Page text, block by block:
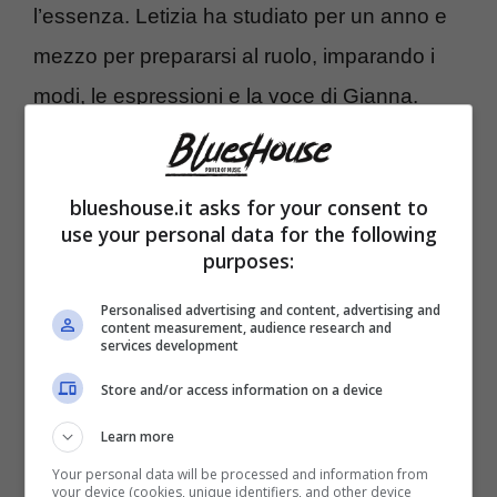
l’essenza. Letizia ha studiato per un anno e
mezzo per prepararsi al ruolo, imparando i
modi, le espressioni e la voce di Gianna.
blueshouse.it asks for your consent to
use your personal data for the following
purposes:
Personalised advertising and content, advertising and
content measurement, audience research and
services development
Store and/or access information on a device
Learn more
Your personal data will be processed and information from
your device (cookies, unique identifiers, and other device